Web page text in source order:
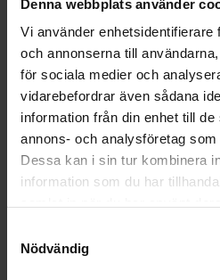
Denna webbplats använder
Vi använder enhetsidentifierare
och annonserna till
för sociala medier och
vidarebefordrar även sådana
information från din enhet till
annons- och analysföretag
Dessa kan i sin tur kombinera
information som du har
Nödvändig
ulottua miltei varren
osalta poistetaan lehdet ja
välein uudet imupinnat. Vesi
se on vaihdettava päivittäin.
paikka edistävät nuppujen
Liljojen heteet kannattaa
runsaasti värikästä siitepölyä,
vaatteisiin. Useat liljat ovat niin
Liljat kestävät maljakossa 5-